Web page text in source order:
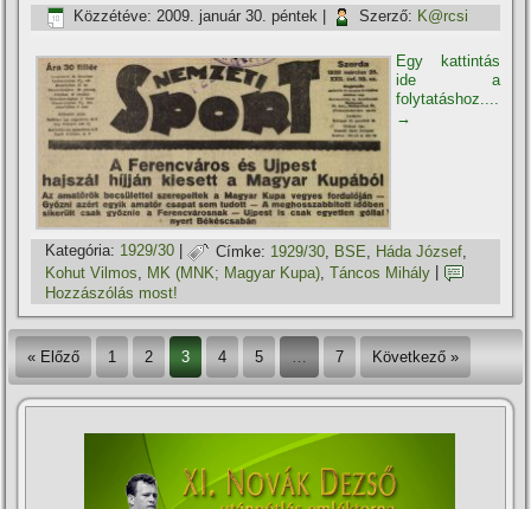
Közzétéve: 2009. január 30. péntek Szerző: K@rcsi
Egy kattintás
ide a
folytatáshoz....
→
Kategória: 1929/30 | Címke: 1929/30 BSE Háda József
Kohut Vilmos
MK (MNK; Magyar Kupa) ,Táncos Mihály
Hozzászólás most!
« Előző 1 2 3 4 5 … 7 Következő »